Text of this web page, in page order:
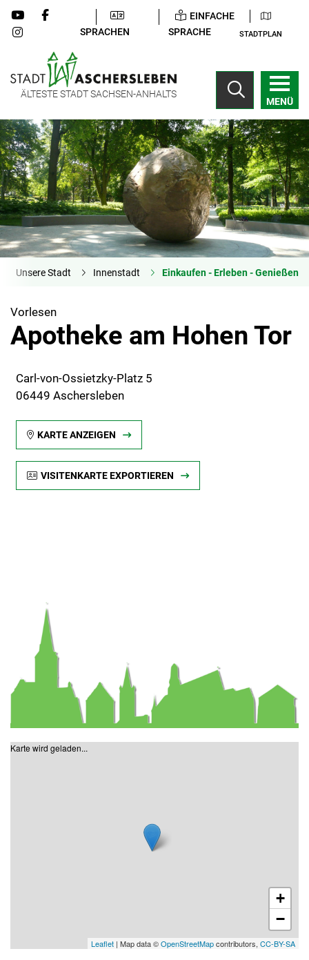
SPRACHEN
EINFACHE
SPRACHE
STADTPLAN
ÄLTESTE STADT SACHSEN-ANHALTS
MENÜ
Unsere Stadt Innenstadt Einkaufen - Erleben - Genießen
Vorlesen
Apotheke am Hohen Tor
Carl-von-Ossietzky-Platz 5
06449 Aschersleben
KARTE ANZEIGEN
VISITENKARTE EXPORTIEREN
Karte wird geladen...
+
−
Leaflet | Map data ©OpenStreetMapcontributors, CC-BY-SA